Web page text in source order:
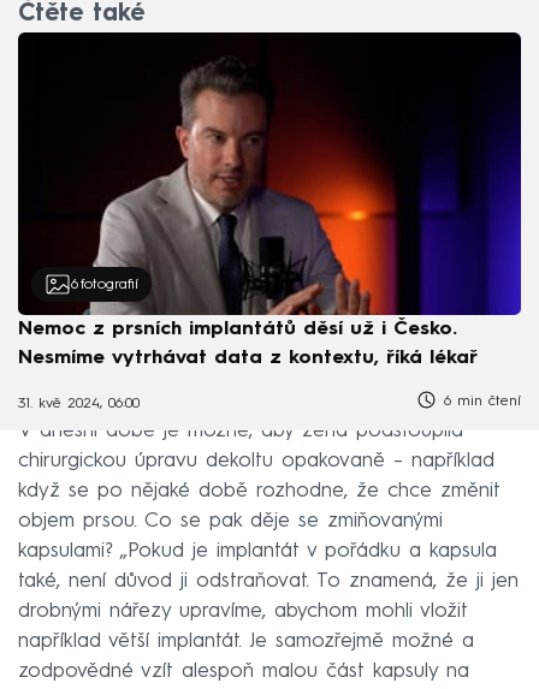
Čtěte také
6 fotografií
Nemoc z prsních implantátů děsí už i Česko.
Nesmíme vytrhávat data z kontextu, říká lékař
31. kvě 2024, 06:00 6 min čtení
V dnešní době je možné, aby žena podstoupila
chirurgickou úpravu dekoltu opakovaně – například
když se po nějaké době rozhodne, že chce změnit
objem prsou. Co se pak děje se zmiňovanými
kapsulami? „Pokud je implantát v pořádku a kapsula
také, není důvod ji odstraňovat. To znamená, že ji jen
drobnými nářezy upravíme, abychom mohli vložit
například větší implantát. Je samozřejmě možné a
zodpovědné vzít alespoň malou část kapsuly na